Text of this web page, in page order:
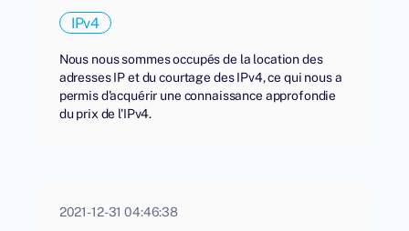
IPv4
Nous nous sommes occupés de la location des
adresses IP et du courtage des IPv4, ce qui nous a
permis d'acquérir une connaissance approfondie
du prix de l'IPv4.
2021-12-31 04:46:38